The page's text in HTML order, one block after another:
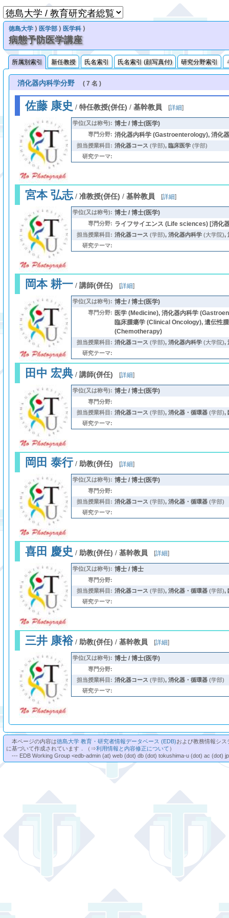
徳島大学 ⟩ 医学部 ⟩ 医学科 ⟩
病態予防医学講座
所属別索引 新任教授 氏名索引 氏名索引 (顔写真付) 研究分野索引
消化器内科学分野 ( 7 名 )
佐藤 康史 / 特任教授(併任) / 基幹教員 [詳細]
学位(又は称号): 博士 / 博士(医学)
専門分野: 消化器内科学 (Gastroenterology), 消化
担当授業科目: 消化器コース (学部), 臨床医学(学部)
研究テーマ:
宮本 弘志/ 准教授(併任) / 基幹教員 [詳細]
学位(又は称号): 博士 / 博士(医学)
専門分野: ライフサイエンス (Life sciences) [消化
担当授業科目: 消化器コース (学部), 消化器内科学(大学院),
研究テーマ:
岡本 耕一/ 講師(併任) [詳細]
学位(又は称号): 博士 / 博士(医学)
専門分野: 医学 (Medicine), 消化器内科学
臨床腫瘍学 (Clinical Oncology), 遺伝性
(Chemotherapy)
担当授業科目: 消化器コース (学部), 消化器内科学(大学院),
研究テーマ:
田中 宏典/ 講師(併任) [詳細]
学位(又は称号): 博士 / 博士(医学)
専門分野:
担当授業科目: 消化器コース (学部), 消化器・循環器(学部),
研究テーマ:
岡田 泰行/ 助教(併任) [詳細]
学位(又は称号): 博士 / 博士(医学)
専門分野:
担当授業科目: 消化器コース (学部), 消化器・循環器(学部)
研究テーマ:
喜田 慶史 / 助教(併任) / 基幹教員 [詳細]
学位(又は称号): 博士 / 博士
専門分野:
担当授業科目: 消化器コース (学部), 消化器・循環器(学部),
研究テーマ:
三井 康裕/ 助教(併任) / 基幹教員 [詳細]
学位(又は称号): 博士 / 博士(医学)
専門分野:
担当授業科目: 消化器コース (学部), 消化器・循環器(学部)
研究テーマ:
本ページの内容は徳島大学 教育・研究者情報データベース (EDB)および教務情報シ
に基づいて作成されています．（⇒利用情報と内容修正について ）
--- EDB Working Group <edb-admin (at) web (dot) db (dot) tokushima-u (dot) ac (dot)